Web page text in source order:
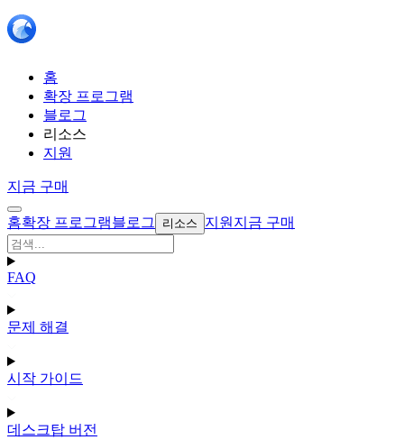
홈
확장 프로그램
블로그
리소스
지원
지금 구매
홈확장 프로그램블로그 리소스 지원 지금 구매
FAQ
문제 해결
시작 가이드
데스크탑 버전